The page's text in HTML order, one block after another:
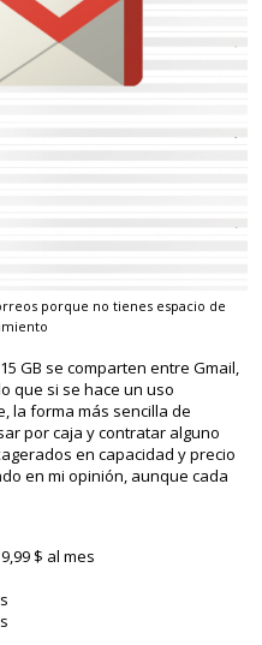
porque no tienes espacio de
GB se comparten entre Gmail,
que si se hace un uso
la forma más sencilla de
por caja y contratar alguno
en capacidad y precio
en mi opinión, aunque cada
$ al mes